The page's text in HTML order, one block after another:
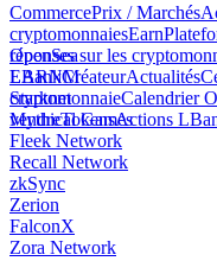
CommercePrix ​​/ Marchés
cryptomonnaiesEarn
réponses sur les
LBankCréateurActualités
cryptomonnaieCalendrier
vendreTokensActions
OpenSea
EARNM
Starknet
Mythical Games
Fleek Network
Recall Network
zkSync
Zerion
FalconX
Zora Network